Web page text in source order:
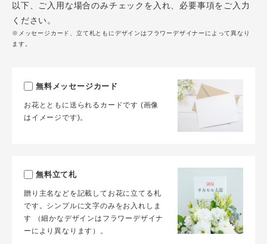
以下、ご入用な場合のみチェックを入れ、必要事項をご入力
ください。
※メッセージカード、立て札ともにデザインはフラワーデザイナーによって異なり
ます。
無料メッセージカード
お花とともに送られるカードです (画像
はイメージです)。
無料立て札
贈り主名などを記載してお花に立てる札
です。シンプルに文字のみをお入れしま
す （細かなデザインはフラワーデザイナ
ーにより異なります）。